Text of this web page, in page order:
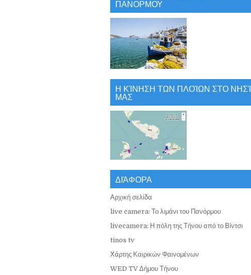
ΠΑΝΟΡΜΟΥ
Η ΚΊΝΗΣΗ ΤΩΝ ΠΛΟΊΩΝ ΣΤΟ ΝΗΣΊ
ΜΑΣ
ΔΙΆΦΟΡΑ
Αρχική σελίδα
live camera: Το λιμάνι του Πανόρμου
livecamera: Η πόλη της Τήνου από το Βίντσι
tinos tv
Χάρτης Καιρικών Φαινομένων
WED TV Δήμου Τήνου